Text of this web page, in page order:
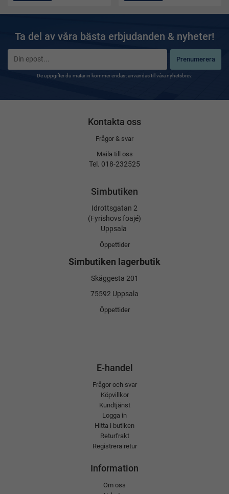
Ta del av våra bästa erbjudanden & nyheter!
Prenumerera
De uppgifter du matar in kommer endast användas till våra nyhetsbrev.
Kontakta oss
Frågor & svar
Maila till oss
Tel. 018-232525
Simbutiken
Idrottsgatan 2
(Fyrishovs foajé)
Uppsala
Öppettider
Simbutiken lagerbutik
Skäggesta 201
75592 Uppsala
Öppettider
E-handel
Frågor och svar
Köpvillkor
Kundtjänst
Logga in
Hitta i butiken
Returfrakt
Registrera retur
Information
Om oss